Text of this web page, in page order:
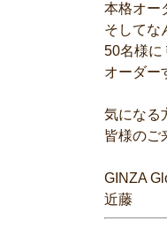
本格オー
そしてな
50名様に
オーダー
気になる
皆様のご
GINZA
近藤